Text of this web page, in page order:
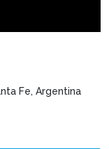
Fe, Argentina